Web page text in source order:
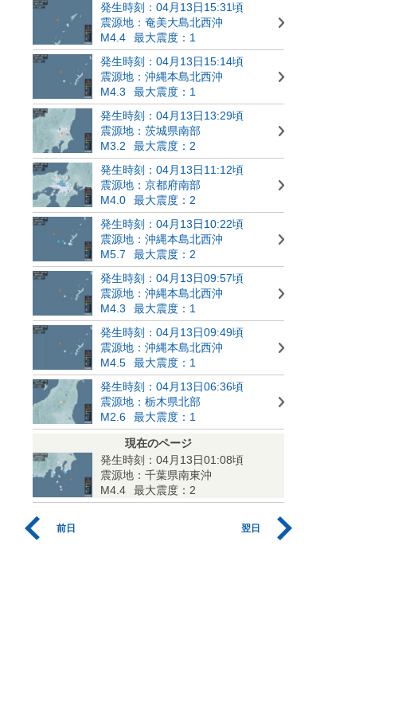
発生時刻：04月13日15:31頃
震源地：奄美大島北西沖
M4.4
最大震度：1
発生時刻：04月13日15:14頃
震源地：沖縄本島北西沖
M4.3
最大震度：1
発生時刻：04月13日13:29頃
震源地：茨城県南部
M3.2
最大震度：2
発生時刻：04月13日11:12頃
震源地：京都府南部
M4.0
最大震度：2
発生時刻：04月13日10:22頃
震源地：沖縄本島北西沖
M5.7
最大震度：2
発生時刻：04月13日09:57頃
震源地：沖縄本島北西沖
M4.3
最大震度：1
発生時刻：04月13日09:49頃
震源地：沖縄本島北西沖
M4.5
最大震度：1
発生時刻：04月13日06:36頃
震源地：栃木県北部
M2.6
最大震度：1
現在のページ
発生時刻：04月13日01:08頃
震源地：千葉県南東沖
M4.4
最大震度：2
前日 翌日